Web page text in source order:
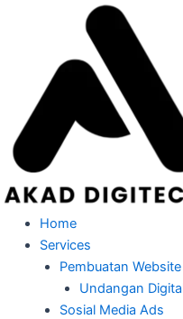
Home
Services
Pembuatan Website
Undangan
Sosial Media Ads